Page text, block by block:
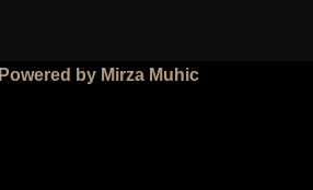
Powered by Mirza Muhic